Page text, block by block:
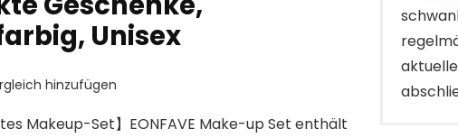
Unisex
hinzufügen
Makeup-Set】EONFAVE Make-up Set enthält